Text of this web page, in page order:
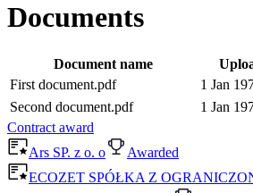
Documents
Document name
First document.pdf
1 Jan
Second document.pdf
1 Jan
Contract award
Ars SP. z o. o
Awarded
ECOZET SPÓŁKA Z